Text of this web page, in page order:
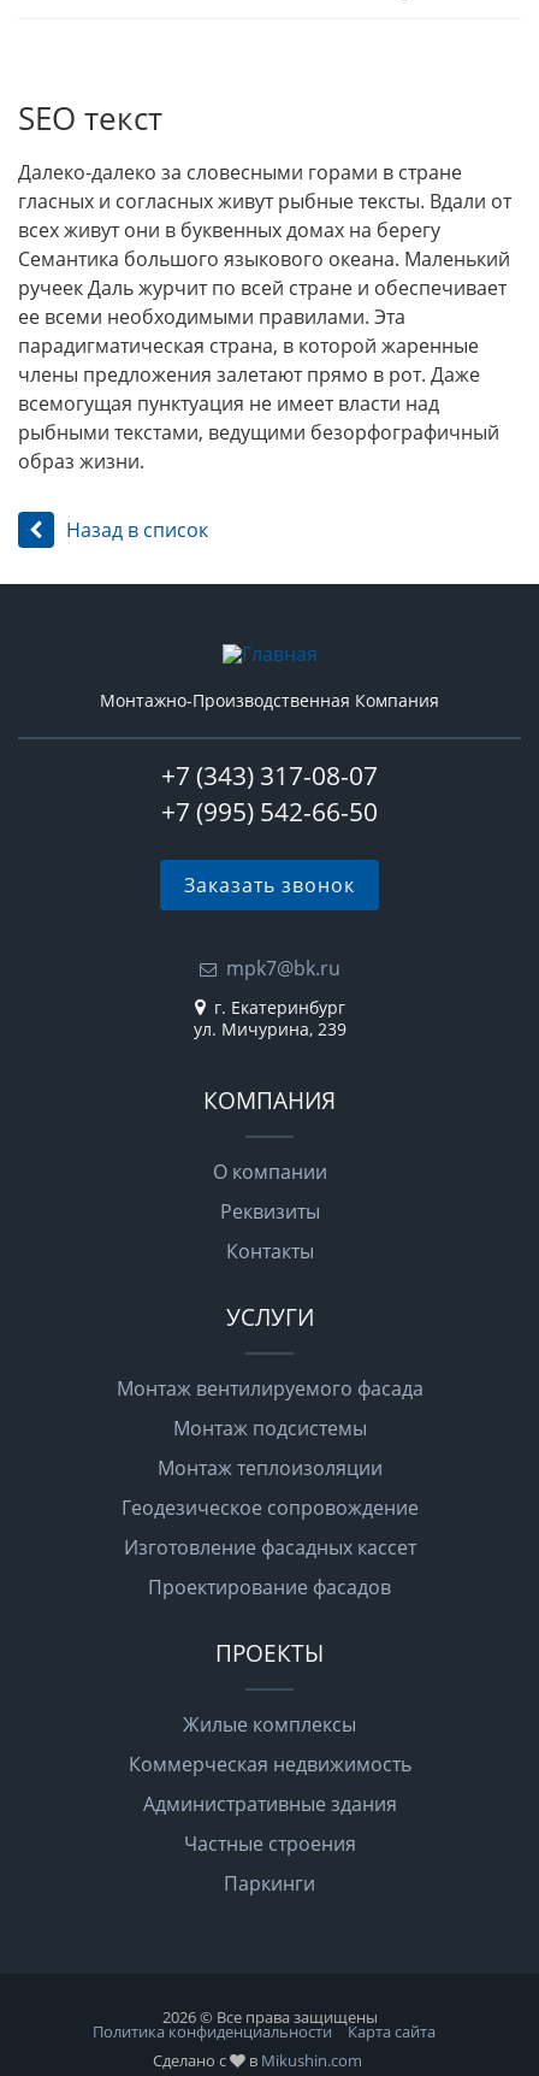
SEO текст
Далеко-далеко за словесными горами в стране
гласных и согласных живут рыбные тексты. Вдали от
всех живут они в буквенных домах на берегу
Семантика большого языкового океана. Маленький
ручеек Даль журчит по всей стране и обеспечивает
ее всеми необходимыми правилами. Эта
парадигматическая страна, в которой жаренные
члены предложения залетают прямо в рот. Даже
всемогущая пунктуация не имеет власти над
рыбными текстами, ведущими безорфографичный
образ жизни.
Назад в список
Монтажно-Производственная Компания
+7 (343) 317-08-07
+7 (995) 542-66-50
Заказать звонок
mpk7@bk.ru
г. Екатеринбург
ул. Мичурина, 239
КОМПАНИЯ
О компании
Реквизиты
Контакты
УСЛУГИ
Монтаж вентилируемого фасада
Монтаж подсистемы
Монтаж теплоизоляции
Геодезическое сопровождение
Изготовление фасадных кассет
Проектирование фасадов
ПРОЕКТЫ
Жилые комплексы
Коммерческая недвижимость
Административные здания
Частные строения
Паркинги
2026 © Все права защищены
Политика конфиденциальности
Карта сайта
Сделано с
в Mikushin.com